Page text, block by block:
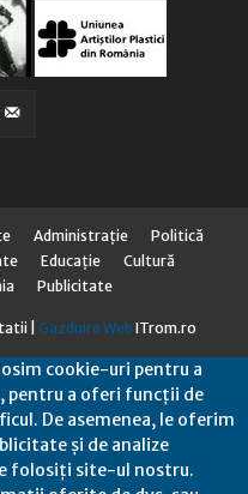
Administraţie
Politică
Educaţie
Cultură
Publicitate
| Gazduire Web ITrom.ro
cookie-uri pentru a
pentru a oferi funcții de
De asemenea, le oferim
și de analize
folosiți site-ul nostru.